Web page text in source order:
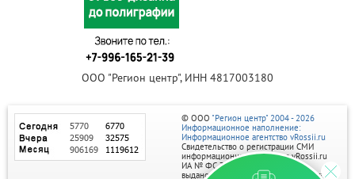
ООО "Регион центр", ИНН 4817003180
© ООО "Регион центр" 2004 - 2026
Информационное наполнение:
Информационное агентство vRossii.ru
Свидетельство о регистрации СМИ
информационного агентства vRossii.ru
ИА № ФС 77‑35502
выдано РОСКОМНАДЗОРом 04 марта